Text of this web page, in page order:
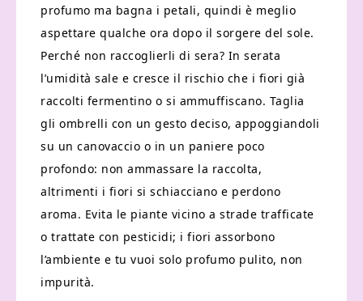
profumo ma bagna i petali, quindi è meglio
aspettare qualche ora dopo il sorgere del sole.
Perché non raccoglierli di sera? In serata
l’umidità sale e cresce il rischio che i fiori già
raccolti fermentino o si ammuffiscano. Taglia
gli ombrelli con un gesto deciso, appoggiandoli
su un canovaccio o in un paniere poco
profondo: non ammassare la raccolta,
altrimenti i fiori si schiacciano e perdono
aroma. Evita le piante vicino a strade trafficate
o trattate con pesticidi; i fiori assorbono
l’ambiente e tu vuoi solo profumo pulito, non
impurità.